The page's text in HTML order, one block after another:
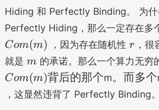
Hiding 和 Perfectly Binding。 为什
Perfectly Hiding，那么一定存在多
Com(m) ，因为存在随机性r
r ，
就是 m
m 的承诺。那么一个算力无穷
Com(m)背后的那个m
。
而
多
。而多个
，这显然违背了 Perfectly Binding。